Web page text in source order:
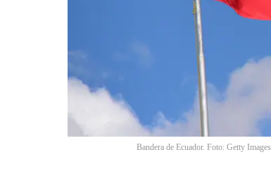
Bandera de Ecuador. Foto: Getty Images